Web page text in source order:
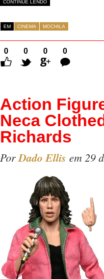
CONTINUE LENDO
EM CINEMA MOCHILA
0 0 0
0
Comentários
Action
Neca
Richards
PorDado Ellis em 29